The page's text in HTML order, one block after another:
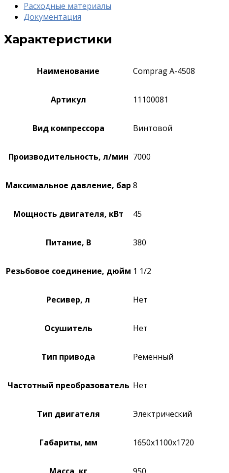
Расходные материалы
Документация
Характеристики
Наименование Comprag A-4508
Артикул 11100081
Вид компрессора Винтовой
Производительность, л/мин 7000
Максимальное давление, бар 8
Мощность двигателя, кВт 45
Питание, В 380
Резьбовое соединение, дюйм 1 1/2
Ресивер, л Нет
Осушитель Нет
Тип привода Ременный
Частотный преобразователь Нет
Тип двигателя Электрический
Габариты, мм 1650х1100х1720